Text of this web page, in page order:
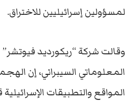
لمسؤولين إسرائيليين للاختراق.
وقالت شركة “ريكورديد
المعلوماتي السيبراني، إن
المواقع والتطبيقات